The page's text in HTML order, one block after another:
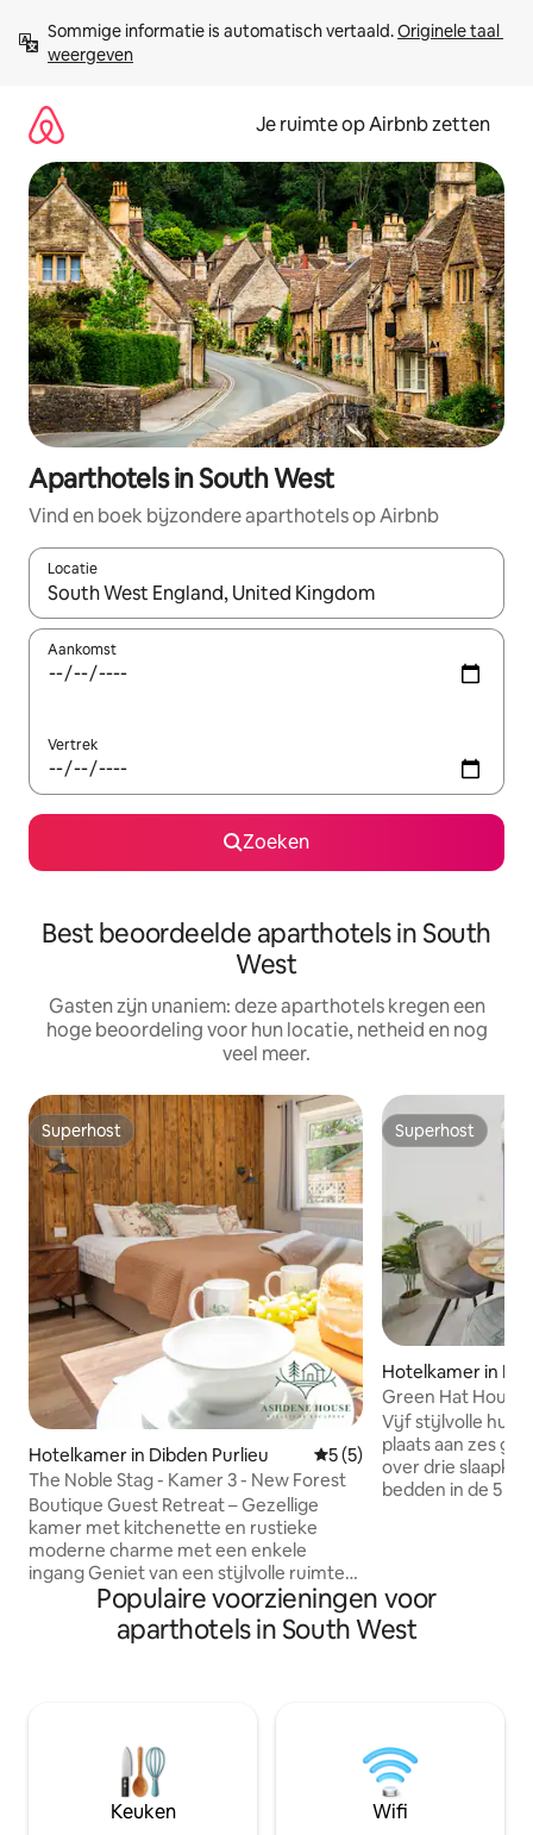
direct
naar
Sommige informatie is automatisch vertaald. Originele taal
weergeven
Je ruimte op Airbnb zetten
Aparthotels in South West
Vind en boek bijzondere aparthotels op Airbnb
Locatie
Wanneer er suggesties beschikbaar zijn, maak je een keuze
Aankomst
Vertrek
Zoeken
Best beoordeelde aparthotels in South
West
Gasten zijn unaniem: deze aparthotels kregen een
hoge beoordeling voor hun locatie, netheid en nog
veel meer.
Superhost
Superhost
Hotelkamer in Dibden Purlieu Gemiddelde beoordeling
5 (5)
The Noble Stag - Kamer 3 - New Forest
Boutique Guest Retreat – Gezellige
kamer met kitchenette en rustieke
moderne charme met een enkele
ingang Geniet van een stijlvolle ruimte
met een comfortabel
tweepersoonsbed, een ingerichte
kitchenette, een eigen badkamer, gratis
de kamer, hemellicht en een
rustgevende inrichting. Dicht bij
stranden, winkels, charmante dorpjes en
op slechts 20 minuten van Southampton
Superhost
Superhost
Hotelkamer in
Green Hat House
Vijf stijlvolle
plaats aan zes
over drie slaapkamers. In
bedden in de 5
kunstgalerie en
Plan een uitstap
indrukwekkende
rekening mee
schade van £
Populaire voorzieningen voor
aparthotels in South West
Keuken Wifi